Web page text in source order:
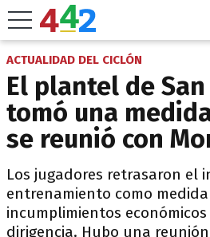
ACTUALIDAD DEL CICLÓN
El plantel de
tomó una
se reunió con
Los jugadores retrasaron el
entrenamiento como
incumplimientos
dirigencia. Hubo una